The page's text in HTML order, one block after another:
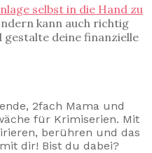
selbst in die Hand zu
kann auch richtig
gestalte deine finanzielle
2fach Mama und
für Krimiserien. Mit
berühren und das
dir! Bist du dabei?